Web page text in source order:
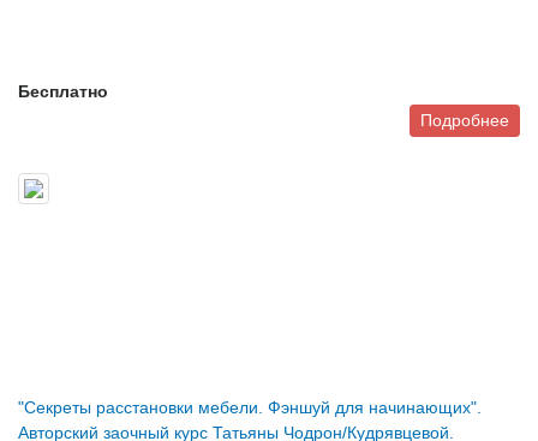
Бесплатно
Подробнее
"Секреты расстановки мебели. Фэншуй для начинающих".
Авторский заочный курс Татьяны Чодрон/Кудрявцевой.